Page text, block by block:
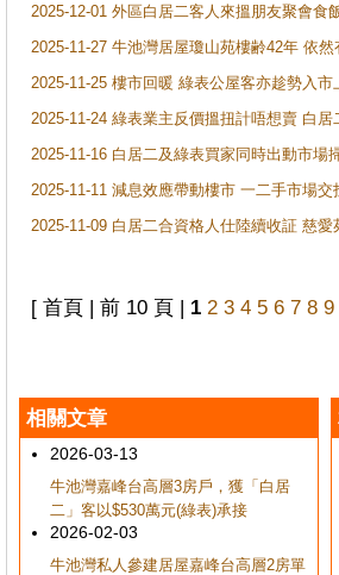
2025-12-01 外區白居二客人來搵朋友聚會
2025-11-27 牛池灣居屋瓊山苑樓齢42年 依
2025-11-25 樓市回暖 綠表公屋客亦趁勢入
2025-11-24 綠表業主反價搵扭計唔想賣 白
2025-11-16 白居二及綠表買家同時出動市
2025-11-11 減息效應帶動樓市 一二手市場
2025-11-09 白居二合資格人仕陸續收証 慈
[ 首頁 | 前 10 頁 | 1 2 3 4 5 6 7 8 9
相關文章
2026-03-13
牛池灣嘉峰台高層3房戶，獲「白居
二」客以$530萬元(綠表)承接
2026-02-03
牛池灣私人參建居屋嘉峰台高層2房單